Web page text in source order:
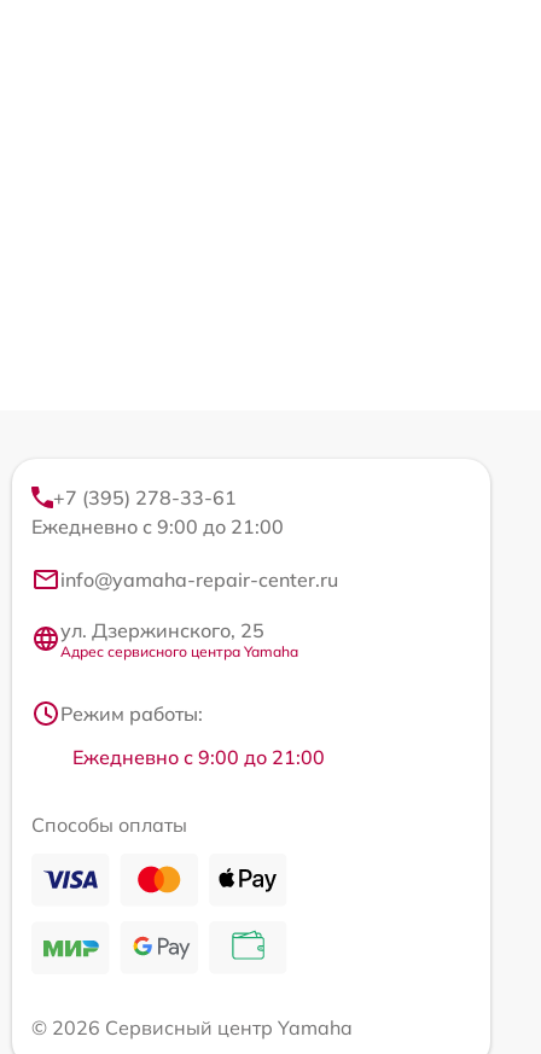
+7 (395) 278-33-61
Ежедневно с 9:00 до 21:00
info@yamaha-repair-center.ru
ул. Дзержинского, 25
Адрес сервисного центра Yamaha
Режим работы:
Ежедневно с 9:00 до 21:00
Способы оплаты
© 2026 Сервисный центр Yamaha